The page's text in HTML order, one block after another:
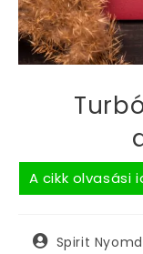
Spirit